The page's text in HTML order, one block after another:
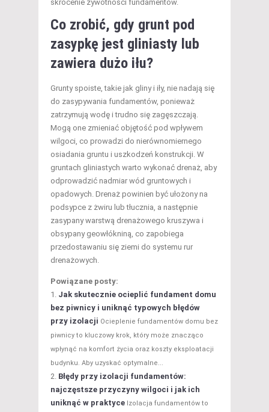
skrócenie żywotności fundamentów.
Co zrobić, gdy grunt pod
zasypkę jest gliniasty lub
zawiera dużo iłu?
Grunty spoiste, takie jak gliny i iły, nie nadają się
do zasypywania fundamentów, ponieważ
zatrzymują wodę i trudno się zagęszczają.
Mogą one zmieniać objętość pod wpływem
wilgoci, co prowadzi do nierównomiernego
osiadania gruntu i uszkodzeń konstrukcji. W
gruntach gliniastych warto wykonać drenaż, aby
odprowadzić nadmiar wód gruntowych i
opadowych. Drenaż powinien być ułożony na
podsypce z żwiru lub tłucznia, a następnie
zasypany warstwą drenażowego kruszywa i
obsypany geowłókniną, co zapobiega
przedostawaniu się ziemi do systemu rur
drenażowych.
Powiązane posty:
Jak skutecznie ocieplić fundament domu
bez piwnicy i uniknąć typowych błędów
przy izolacji Ocieplenie fundamentów domu bez
piwnicy to kluczowy krok, który może znacząco
wpłynąć na komfort życia oraz koszty eksploatacji
budynku. Aby uzyskać optymalne...
Błędy przy izolacji fundamentów:
najczęstsze przyczyny wilgoci i jak ich
uniknąć w praktyce Izolacja fundamentów to